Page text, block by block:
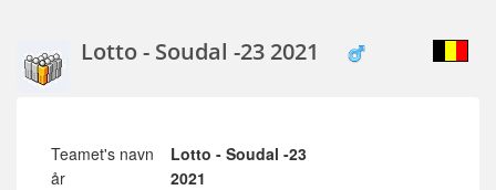
Lotto - Soudal -23 2021
Teamet's navn
Lotto - Soudal -23
år
2021